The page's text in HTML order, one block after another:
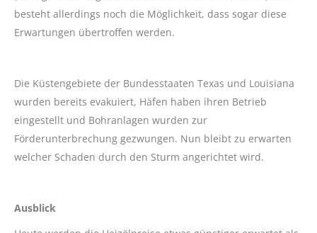
besteht allerdings noch die Möglichkeit, dass sogar diese
Erwartungen übertroffen werden.
Die Küstengebiete der Bundesstaaten Texas und Louisiana
wurden bereits evakuiert, Häfen haben ihren Betrieb
eingestellt und Bohranlagen wurden zur
Förderunterbrechung gezwungen. Nun bleibt zu erwarten
welcher Schaden durch den Sturm angerichtet wird.
Ausblick